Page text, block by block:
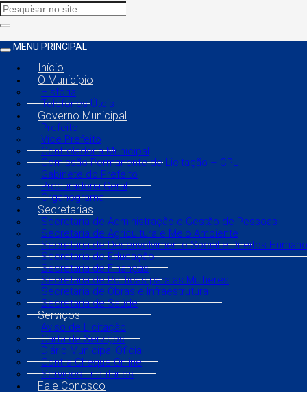
MENU PRINCIPAL
Início
O Município
História
Telefones Úteis
Governo Municipal
Prefeito
Vice Prefeito
Controladoria Municipal
Comissão Permanente de Licitação – CPL
Gabinete do Prefeito
Procuradoria Geral
Organograma
Secretarias
Secretaria de Administração e Gestão de Pessoas
Secretaria de Agricultura e Meio Ambiente
Secretaria de Desenvolvimento Social e Direitos
Secretaria de Educação
Secretaria de Finanças
Secretaria de Políticas para as Mulheres
Secretaria de Obras e Infraestrutura
Secretaria de Saúde
Serviços
Aviso de Licitação
Carta de Serviços
Diário Municipal Oficial
Contra Cheque Online
Serviços Tributários
Fale Conosco